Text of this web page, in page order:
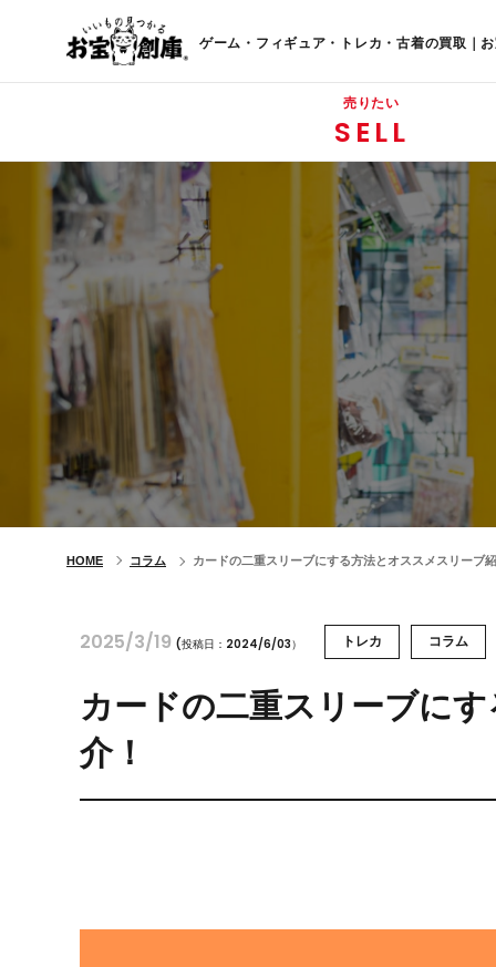
ゲーム・フィギュア・トレカ・古着の買取｜
売りたい
SELL
HOME コラム カードの二重スリーブにする方法とオススメスリーブ
2025/3/19 (投稿日：2024/6/03） トレカ コラム
カードの二重スリーブに
介！